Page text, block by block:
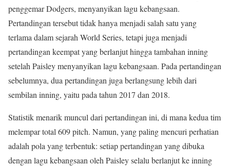
penggemar Dodgers, menyanyikan lagu kebangsaan.
Pertandingan tersebut tidak hanya menjadi salah satu yang
terlama dalam sejarah World Series, tetapi juga menjadi
pertandingan keempat yang berlanjut hingga tambahan inning
setelah Paisley menyanyikan lagu kebangsaan. Pada pertandingan
sebelumnya, dua pertandingan juga berlangsung lebih dari
sembilan inning, yaitu pada tahun 2017 dan 2018.
Statistik menarik muncul dari pertandingan ini, di mana kedua tim
melempar total 609 pitch. Namun, yang paling mencuri perhatian
adalah pola yang terbentuk: setiap pertandingan yang dibuka
dengan lagu kebangsaan oleh Paisley selalu berlanjut ke inning